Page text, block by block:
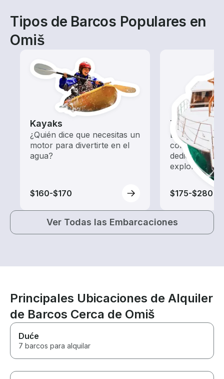
Tipos de Barcos Populares en
Omiš
Kayaks
¿Quién dice que necesitas un
motor para divertirte en el
agua?
$160-$170
Tours
Explora las
con un
dedicado a
exploración.
$175-$280
Ver Todas las Embarcaciones
Principales Ubicaciones de Alquiler
de Barcos Cerca de Omiš
Duće
7 barcos para alquilar